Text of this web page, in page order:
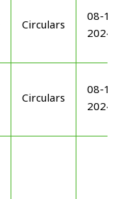
Circulars
08-
2024
Circulars
08-
2024